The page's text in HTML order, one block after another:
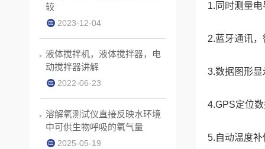
1.同时测量
2.蓝牙通讯
3.数据图形
4.GPS定位
5.自动温度补
较
2023-12-04
液体搅拌机，液体搅拌器，电
动搅拌器讲解
2022-06-23
溶解氧测试仪直接反映水环境
中可供生物呼吸的氧气量
2025-05-19